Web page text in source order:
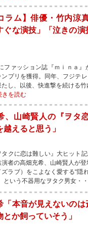
ラム】俳優・竹内
ぐな演技」「泣きの
ァッション誌『ｍｉｎａ』
ンプリを獲得。同年、フジテ
たし、以後、快進撃を続ける
きを読む
、山崎賢人の『ヲタ
越えると思う」
クに恋は難しい』大ヒット
演者の高畑充希、山崎賢人が
ズラブ）をこよなく愛する“隠
という不器用なヲタク男女・・
「本音が見えないの
とか飼っていそう」